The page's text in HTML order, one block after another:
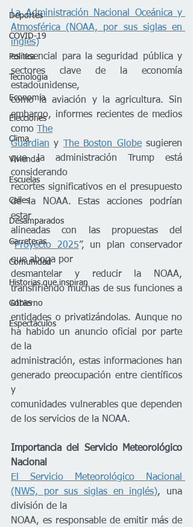
Deportes
COVID-19
Política
Tecnología
Economía
Elecciones
Clima
Vivienda
Escuelas
Calles
Desamparados
Carreteras
Comunidad
Historias que inspiran
Gobierno
Espectáculos
La Administración Nacional Oceánica y
Atmosférica (NOAA, por sus siglas en
inglés)
es esencial para la seguridad pública y
sectores clave de la economía
estadounidense,
como la aviación y la agricultura. Sin
embargo, informes recientes de medios
como
The
Guardian y The Boston Globe sugieren
que la administración Trump está
considerando
recortes significativos en el presupuesto
de la NOAA. Estas acciones podrían
estar
alineadas con las propuestas del
“Proyecto 2025”, un plan conservador
que aboga por
desmantelar y reducir la NOAA,
transfiriendo muchas de sus funciones a
otras
entidades o privatizándolas. Aunque no
ha habido un anuncio oficial por parte
de la
administración, estas informaciones han
generado preocupación entre científicos
y
comunidades vulnerables que dependen
de los servicios de la NOAA.
Importancia del Servicio Meteorológico
Nacional
El Servicio Meteorológico Nacional
(NWS, por sus siglas en inglés), una
división de la
NOAA, es responsable de emitir más de